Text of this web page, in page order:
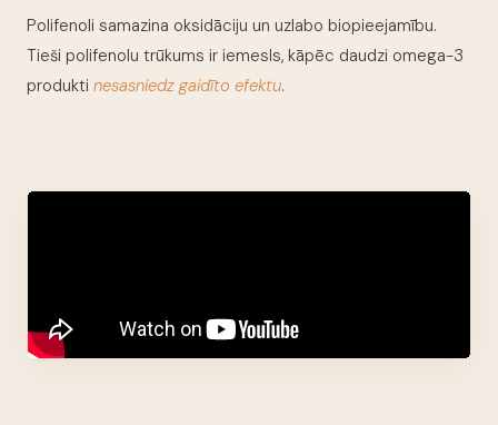
Polifenoli samazina oksidāciju un uzlabo biopieejamību.
Tieši polifenolu trūkums ir iemesls, kāpēc daudzi omega-3
produkti nesasniedz gaidīto efektu.